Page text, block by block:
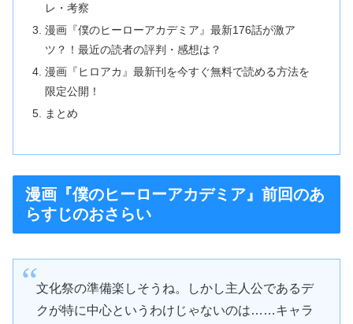
レ・考察
漫画『僕のヒーローアカデミア』最新176話が激ア
ツ？！最近の読者の評判・感想は？
漫画『ヒロアカ』最新刊を今すぐ無料で読める方法を
限定公開！
まとめ
漫画『僕のヒーローアカデミア』前回のあ
らすじのおさらい
文化祭の準備楽しそうね。しかし主人公であるデ
クが特に中心というわけじゃないのは……キャラ